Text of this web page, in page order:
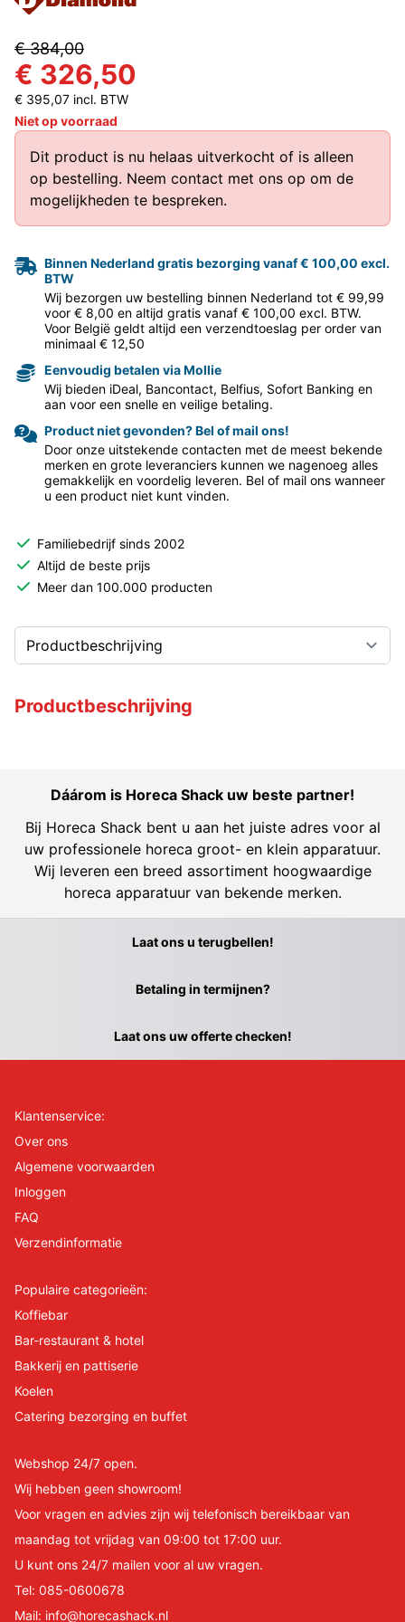
€ 384,00
€ 326,50
€ 395,07 incl. BTW
Niet op voorraad
Dit product is nu helaas uitverkocht of is alleen
op bestelling. Neem contact met ons op om de
mogelijkheden te bespreken.
Binnen Nederland gratis bezorging vanaf € 100,00 excl.
BTW
Wij bezorgen uw bestelling binnen Nederland tot € 99,99
voor € 8,00 en altijd gratis vanaf € 100,00 excl. BTW.
Voor België geldt altijd een verzendtoeslag per order van
minimaal € 12,50
Eenvoudig betalen via Mollie
Wij bieden iDeal, Bancontact, Belfius, Sofort Banking en
aan voor een snelle en veilige betaling.
Product niet gevonden? Bel of mail ons!
Door onze uitstekende contacten met de meest bekende
merken en grote leveranciers kunnen we nagenoeg alles
gemakkelijk en voordelig leveren. Bel of mail ons wanneer
u een product niet kunt vinden.
Familiebedrijf sinds 2002
Altijd de beste prijs
Meer dan 100.000 producten
Productbeschrijving
Dáárom is Horeca Shack uw beste partner!
Bij Horeca Shack bent u aan het juiste adres voor al
uw professionele horeca groot- en klein apparatuur.
Wij leveren een breed assortiment hoogwaardige
horeca apparatuur van bekende merken.
Laat ons u terugbellen!
Betaling in termijnen?
Laat ons uw offerte checken!
Klantenservice:
Over ons
Algemene voorwaarden
Inloggen
FAQ
Verzendinformatie
Populaire categorieën:
Koffiebar
Bar-restaurant & hotel
Bakkerij en pattiserie
Koelen
Catering bezorging en buffet
Webshop 24/7 open.
Wij hebben geen showroom!
Voor vragen en advies zijn wij telefonisch bereikbaar van
maandag tot vrijdag van 09:00 tot 17:00 uur.
U kunt ons 24/7 mailen voor al uw vragen.
Tel: 085-0600678
Mail: info@horecashack.nl